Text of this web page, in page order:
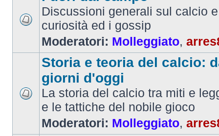
Discussioni generali sul calcio
curiosità ed i gossip
Moderatori: Molleggiato,
Storia e teoria del calcio:
giorni d'oggi
La storia del calcio tra miti e
e le tattiche del nobile gioco
Moderatori: Molleggiato,